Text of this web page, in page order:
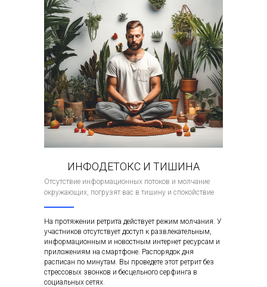
ИНФОДЕТОКС И ТИШИНА
Отсутствие информационных потоков и молчание
окружающих, погрузят вас в тишину и спокойствие
На протяжении ретрита действует режим молчания. У
участников отсутствует доступ к развлекательным,
информационным и новостным интернет ресурсам и
приложениям на смартфоне. Распорядок дня
расписан по минутам. Вы проведете этот ретрит без
стрессовых звонков и бесцельного серфинга в
социальных сетях.